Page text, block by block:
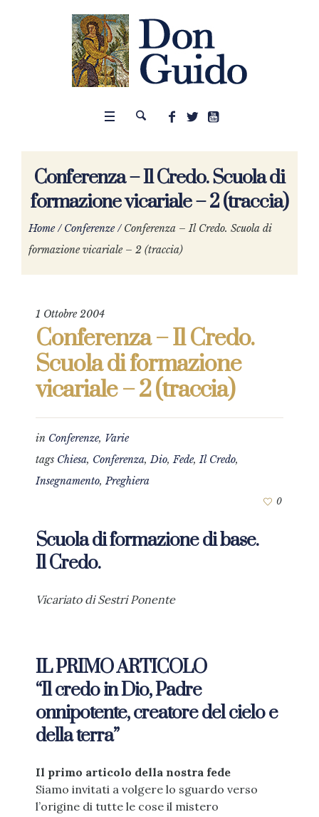
Conferenza – Il Credo. Scuola di
formazione vicariale – 2 (traccia)
Home /Conferenze /Conferenza – Il Credo. Scuola di
formazione vicariale – 2 (traccia)
1 Ottobre 2004
Conferenza – Il Credo.
Scuola di formazione
vicariale – 2 (traccia)
in Conferenze, Varie
tags Chiesa, Conferenza,Dio,Fede,Il Credo,
Insegnamento,Preghiera
0
Scuola di formazione di base.
Il Credo.
Vicariato di Sestri Ponente
IL PRIMO ARTICOLO
“Il credo in Dio, Padre
onnipotente, creatore del cielo e
della terra”
Il primo articolo della nostra fede
Siamo invitati a volgere lo sguardo verso
l’origine di tutte le cose il mistero